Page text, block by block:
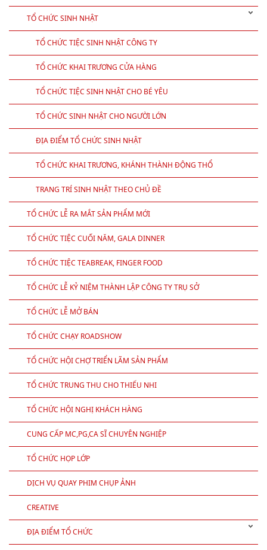
TỔ CHỨC SINH NHẬT
TỔ CHỨC TIỆC SINH NHẬT CÔNG TY
TỔ CHỨC KHAI TRƯƠNG CỬA HÀNG
TỔ CHỨC TIỆC SINH NHẬT CHO BÉ YÊU
TỔ CHỨC SINH NHẬT CHO NGƯỜI LỚN
ĐỊA ĐIỂM TỔ CHỨC SINH NHẬT
TỔ CHỨC KHAI TRƯƠNG, KHÁNH THÀNH ĐỘNG THỔ
TRANG TRÍ SINH NHẬT THEO CHỦ ĐỀ
TỔ CHỨC LỄ RA MẮT SẢN PHẨM MỚI
TỔ CHỨC TIỆC CUỐI NĂM, GALA DINNER
TỔ CHỨC TIỆC TEABREAK, FINGER FOOD
TỔ CHỨC LỄ KỶ NIỆM THÀNH LẬP CÔNG TY TRỤ SỞ
TỔ CHỨC LỄ MỞ BÁN
TỔ CHỨC CHẠY ROADSHOW
TỔ CHỨC HỘI CHỢ TRIỂN LÃM SẢN PHẨM
TỔ CHỨC TRUNG THU CHO THIẾU NHI
TỔ CHỨC HỘI NGHỊ KHÁCH HÀNG
CUNG CẤP MC,PG,CA SĨ CHUYÊN NGHIỆP
TỔ CHỨC HỌP LỚP
DỊCH VỤ QUAY PHIM CHỤP ẢNH
CREATIVE
ĐỊA ĐIỂM TỔ CHỨC